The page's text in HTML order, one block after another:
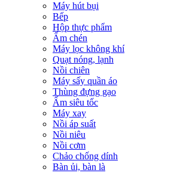
Máy hút bụi
Bếp
Hộp thực phẩm
Ấm chén
Máy lọc không khí
Quạt nóng, lạnh
Nồi chiên
Máy sấy quần áo
Thùng đựng gạo
Ấm siêu tốc
Máy xay
Nồi áp suất
Nồi niêu
Nồi cơm
Chảo chống dính
Bàn ủi, bàn là